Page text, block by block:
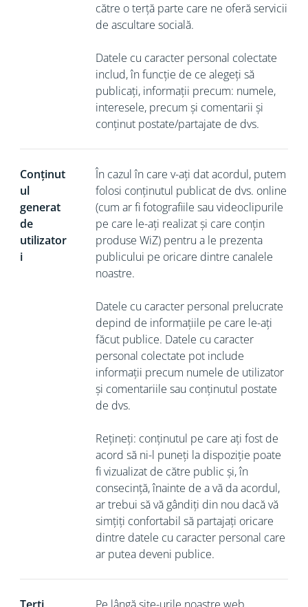
către o terță parte care ne oferă servicii
de ascultare socială.
Datele cu caracter personal colectate
includ, în funcție de ce alegeți să
publicați, informații precum: numele,
interesele, precum și comentarii și
conținut postate/partajate de dvs.
Conținut
ul
generat
de
utilizator
i
În cazul în care v-ați dat acordul, putem
folosi conținutul publicat de dvs. online
(cum ar fi fotografiile sau videoclipurile
pe care le-ați realizat și care conțin
produse WiZ) pentru a le prezenta
publicului pe oricare dintre canalele
noastre.
Datele cu caracter personal prelucrate
depind de informațiile pe care le-ați
făcut publice. Datele cu caracter
personal colectate pot include
informații precum numele de utilizator
și comentariile sau conținutul postate
de dvs.
Rețineți: conținutul pe care ați fost de
acord să ni-l puneți la dispoziție poate
fi vizualizat de către public și, în
consecință, înainte de a vă da acordul,
ar trebui să vă gândiți din nou dacă vă
simțiți confortabil să partajați oricare
dintre datele cu caracter personal care
ar putea deveni publice.